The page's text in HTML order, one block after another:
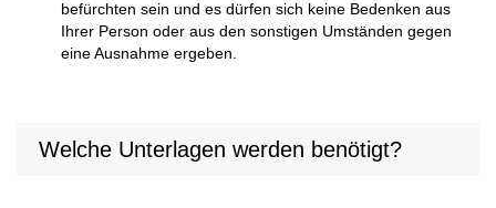
befürchten sein und es dürfen sich keine Bedenken aus
Ihrer Person oder aus den sonstigen Umständen gegen
eine Ausnahme ergeben.
Welche Unterlagen werden benötigt?